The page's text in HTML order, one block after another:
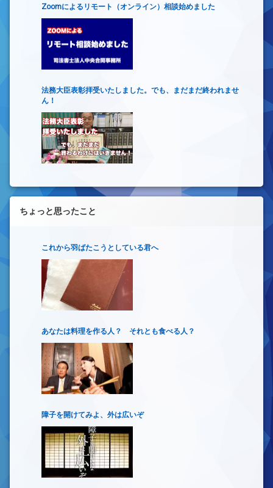
Zoomによるリモート（オンライン）相談始めました
法務大臣表彰拝受いたしました。でも、まだまだ終われませ
ん！
ちょっと思ったこと
これから羽ばたこうとしている君へ
あなたは料理を作る人？ それとも食べる人？
障子を開けてみよ、外は広いぞ